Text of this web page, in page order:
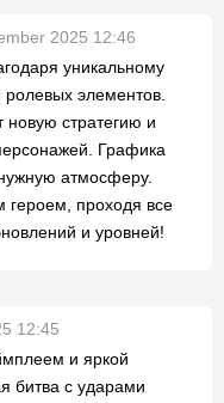
2025 12:46
уникальному
элементов.
новую стратегию и
Графика
атмосферу.
героем, проходя все
и уровней!
12:45
и яркой
битва с ударами